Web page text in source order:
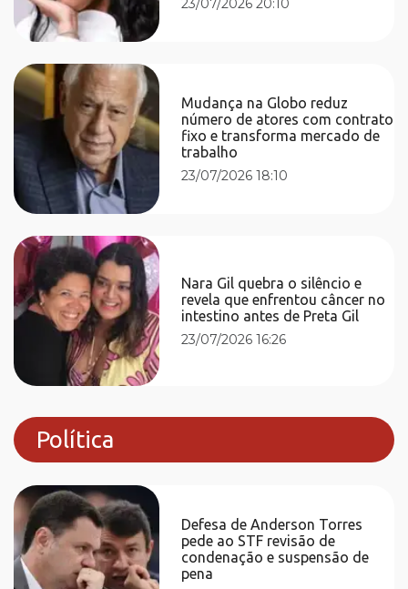
Mudança na Globo reduz
número de atores com contrato
fixo e transforma mercado de
trabalho
23/07/2026 18:10
Nara Gil quebra o silêncio e
revela que enfrentou câncer no
intestino antes de Preta Gil
23/07/2026 16:26
Política
Defesa de Anderson Torres
pede ao STF revisão de
condenação e suspensão de
pena